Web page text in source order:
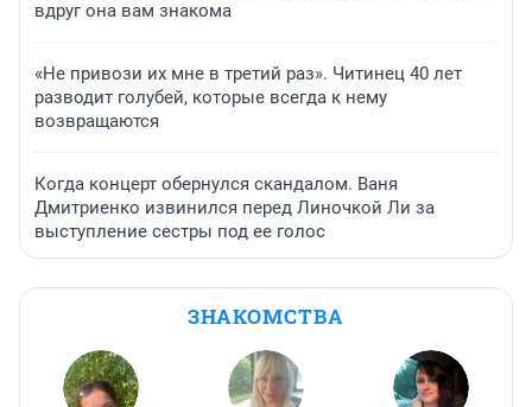
вдруг она вам знакома
«Не привози их мне в третий раз». Читинец 40 лет
разводит голубей, которые всегда к нему
возвращаются
Когда концерт обернулся скандалом. Ваня
Дмитриенко извинился перед Линочкой Ли за
выступление сестры под ее голос
ЗНАКОМСТВА